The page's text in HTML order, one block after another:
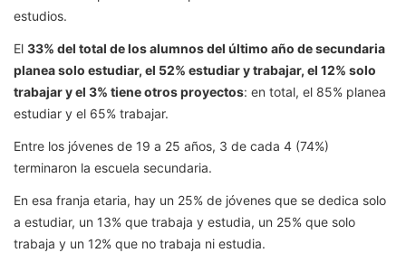
estudios.
El 33% del total de los alumnos del último año de secundaria
planea solo estudiar, el 52% estudiar y trabajar, el 12% solo
trabajar y el 3% tiene otros proyectos: en total, el 85% planea
estudiar y el 65% trabajar.
Entre los jóvenes de 19 a 25 años, 3 de cada 4 (74%)
terminaron la escuela secundaria.
En esa franja etaria, hay un 25% de jóvenes que se dedica solo
a estudiar, un 13% que trabaja y estudia, un 25% que solo
trabaja y un 12% que no trabaja ni estudia.